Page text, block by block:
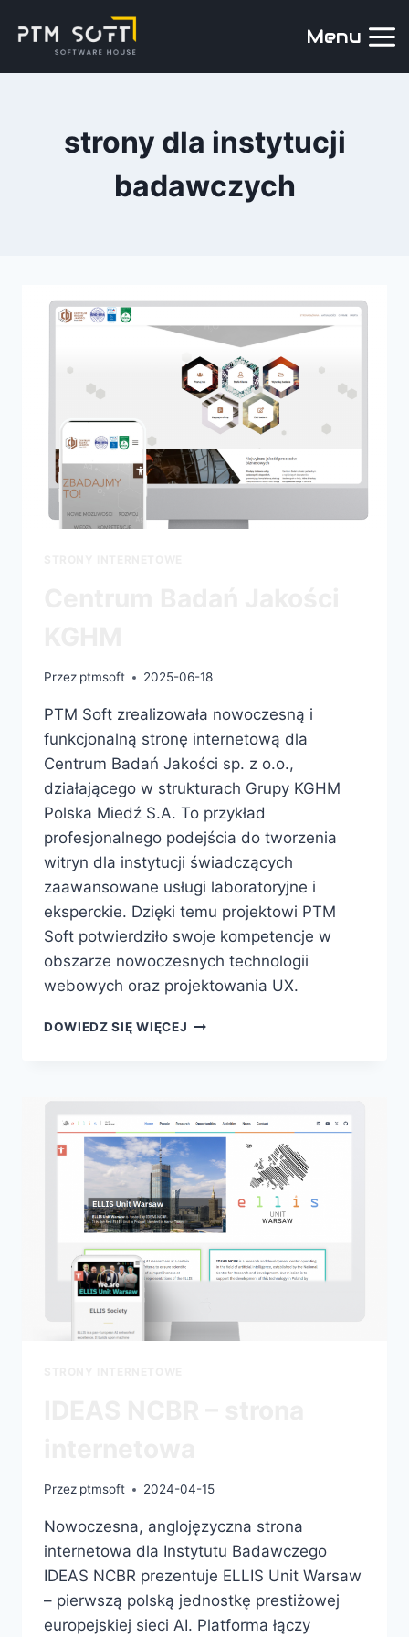
Menu
strony dla instytucji
badawczych
Przez ptmsoft 2025-06-18
PTM Soft zrealizowała nowoczesną i
funkcjonalną stronę internetową dla
Centrum Badań Jakości sp. z o.o.,
działającego w strukturach Grupy KGHM
Polska Miedź S.A. To przykład
profesjonalnego podejścia do tworzenia
witryn dla instytucji świadczących
zaawansowane usługi laboratoryjne i
eksperckie. Dzięki temu projektowi PTM
Soft potwierdziło swoje kompetencje w
obszarze nowoczesnych technologii
webowych oraz projektowania UX.
DOWIEDZ SIĘ WIĘCEJ
Przez ptmsoft 2024-04-15
Nowoczesna, anglojęzyczna strona
internetowa dla Instytutu Badawczego
IDEAS NCBR prezentuje ELLIS Unit Warsaw
– pierwszą polską jednostkę prestiżowej
europejskiej sieci AI. Platforma łączy